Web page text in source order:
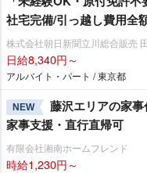
社宅完備/引っ越し費用全
株式会社朝日新聞立川総合販売
日給8,340円～
アルバイト・パート / 東京都
NEW
藤沢エリアの家
家事支援・直行直帰可
有限会社湘南ホームフレンド
時給1,230円～